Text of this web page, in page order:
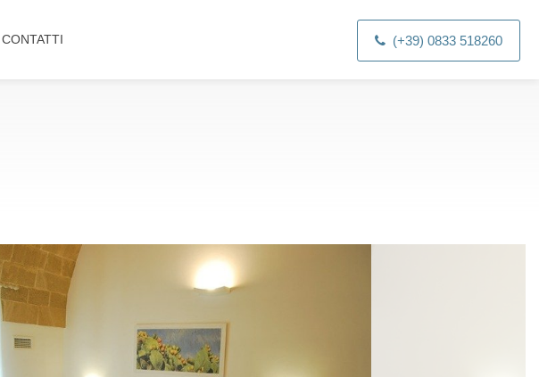
CONTATTI (+39) 0833 518260